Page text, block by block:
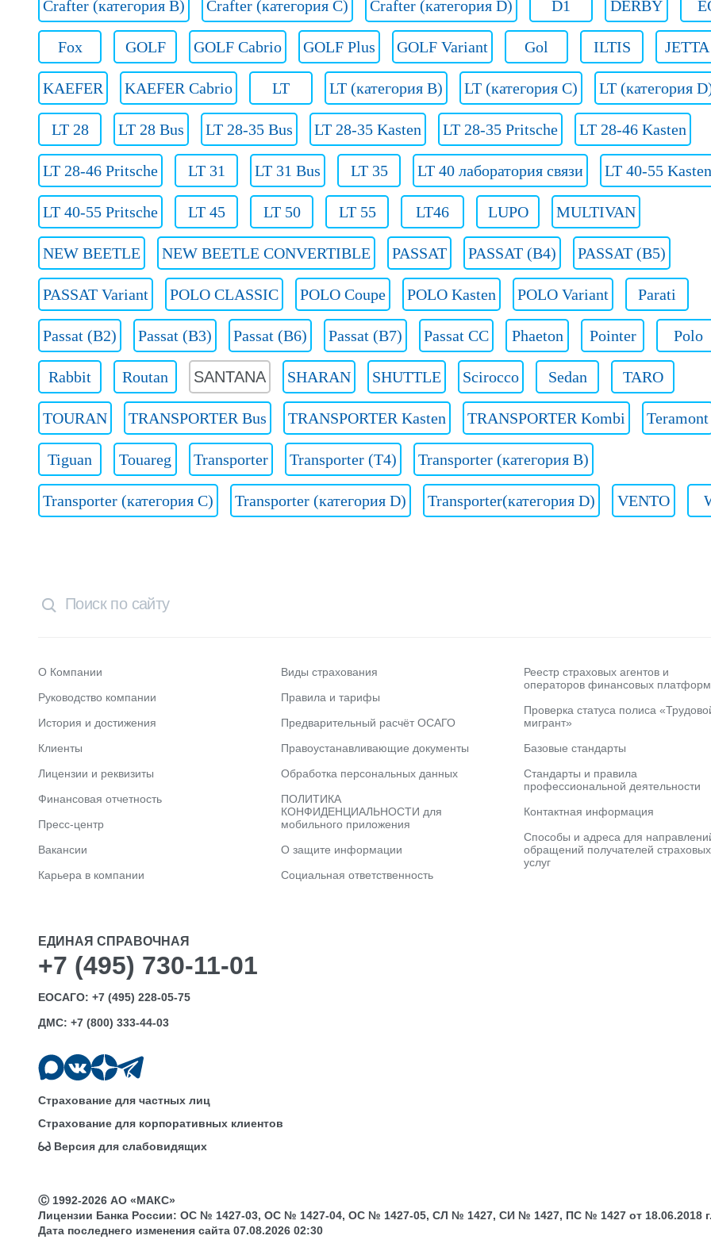
Crafter (категория B) Crafter (категория C) Crafter (категория D) D1 DERBY
Fox GOLF GOLF Cabrio GOLF Plus GOLF Variant Gol ILTIS JETTA
KAEFER KAEFER Cabrio LT LT (категория B) LT (категория C) LT (категория
LT 28 LT 28 Bus LT 28-35 Bus LT 28-35 Kasten LT 28-35 Pritsche LT 28-46 Kasten
LT 28-46 Pritsche LT 31 LT 31 Bus LT 35 LT 40 лаборатория связи LT 40-55 Kasten
LT 40-55 Pritsche LT 45 LT 50 LT 55 LT46 LUPO MULTIVAN
NEW BEETLE NEW BEETLE CONVERTIBLE PASSAT PASSAT (B4) PASSAT (B5)
PASSAT Variant POLO CLASSIC POLO Coupe POLO Kasten POLO Variant Parati
Passat (B2) Passat (B3) Passat (B6) Passat (B7) Passat CC Phaeton Pointer Polo
Rabbit Routan SANTANA SHARAN SHUTTLE Scirocco Sedan TARO
TOURAN TRANSPORTER Bus TRANSPORTER Kasten TRANSPORTER Kombi Teramont
Tiguan Touareg Transporter Transporter (T4) Transporter (категория B)
Transporter (категория C) Transporter (категория D) Transporter(категория D) VENTO
О Компании
Руководство компании
История и достижения
Клиенты
Лицензии и реквизиты
Финансовая отчетность
Пресс-центр
Вакансии
Карьера в компании
Виды страхования
Правила и тарифы
Предварительный расчёт ОСАГО
Правоустанавливающие документы
Обработка персональных данных
ПОЛИТИКА
КОНФИДЕНЦИАЛЬНОСТИ для
мобильного приложения
О защите информации
Социальная ответственность
Реестр страховых агентов и
операторов финансовых платформ
Проверка статуса полиса
мигрант»
Базовые стандарты
Стандарты и правила
профессиональной деятельности
Контактная информация
Способы и адреса для
обращений получателей страховых
услуг
ЕДИНАЯ СПРАВОЧНАЯ
+7 (495) 730-11-01
ЕОСАГО: +7 (495) 228-05-75
ДМС: +7 (800) 333-44-03
Страхование для частных лиц
Страхование для корпоративных клиентов
Версия для слабовидящих
Ⓒ 1992-2026 АО «МАКС»
Лицензии Банка России: ОС № 1427-03, ОС № 1427-04, ОС № 1427-05, СЛ № 1427, СИ № 1427, ПС № 1427 от 18.06.2018
Дата последнего изменения сайта 07.08.2026 02:30